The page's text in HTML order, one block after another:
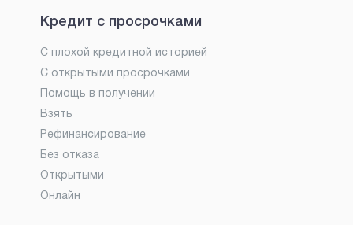
Кредит с просрочками
С плохой кредитной историей
С открытыми просрочками
Помощь в получении
Взять
Рефинансирование
Без отказа
Открытыми
Онлайн